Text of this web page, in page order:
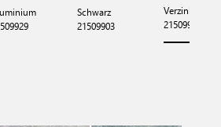
Schwarz
21509903
Verzinkt
21509931